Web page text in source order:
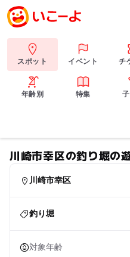
スポット イベント チ
年齢別 特集
川崎市幸区の釣り堀の
川崎市幸区
釣り堀
対象年齢